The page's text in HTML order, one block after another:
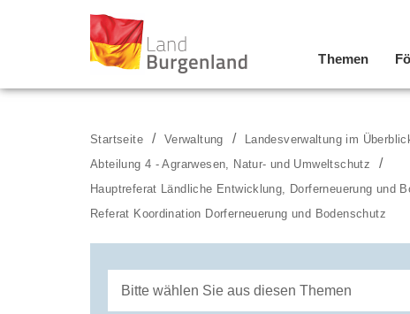
Zum Inhalt
Zum Menü
Zur Suche
Themen
Startseite Verwaltung Landesverwaltung im
Abteilung 4 - Agrarwesen, Natur- und Umweltschutz
Hauptreferat Ländliche Entwicklung, Dorferneuerung und
Referat Koordination Dorferneuerung und Bodenschutz
Bitte wählen Sie aus diesen Themen